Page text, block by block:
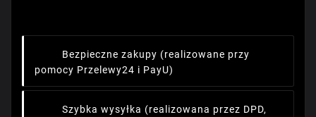
Bezpieczne zakupy (realizowane przy
pomocy Przelewy24 i PayU)
Szybka wysyłka (realizowana przez DPD,